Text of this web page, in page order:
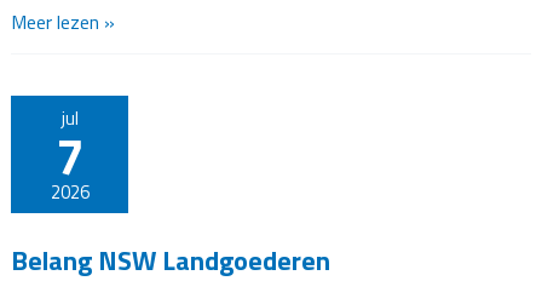
Aankondiging
Meer lezen »
jul
7
2026
Belang NSW Landgoederen